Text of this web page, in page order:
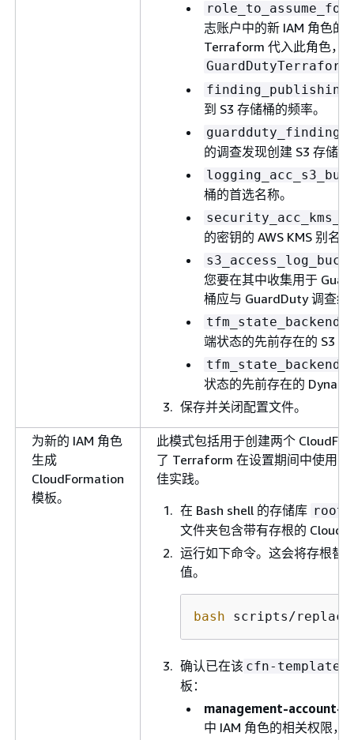
志账户中的新 IAM 角色的
Terraform 代入此角色，
到 S3 存储桶的频率。
的调查发现创建 S3 存储
桶的首选名称。
的密钥的 AWS KMS 别名。
您要在其中收集用于
桶应与 GuardDuty 调查结
端状态的先前存在的 S3
状态的先前存在的
保存并关闭配置文件。
为新的 IAM 角色
生成
CloudFormation
模板。
此模式包括用于创建两个
了 Terraform 在设置期间中使用的
佳实践。
在 Bash shell 的存储库 root
文件夹包含带有存根的
运行如下命令。这会将存根替
值。
bash scripts/
确认已在该 cfn-
板：
management-account-
中 IAM 角色的相关权限，